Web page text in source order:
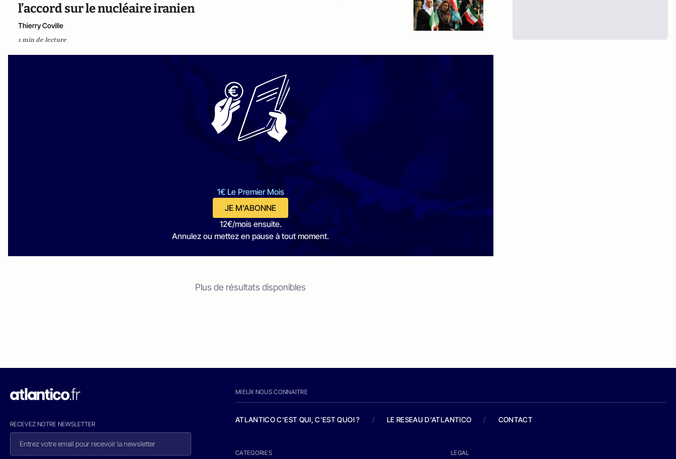
l’accord sur le nucléaire iranien
Thierry Coville
1 min de lecture
1€ Le Premier Mois
JE M'ABONNE
12€/mois ensuite.
Annulez ou mettez en pause à tout moment.
Plus de résultats disponibles
RECEVEZ NOTRE NEWSLETTER
MIEUX NOUS CONNAITRE
ATLANTICO C'EST QUI, C'EST QUOI ? / LE RESEAU D'ATLANTICO / CONTACT
CATEGORIES LEGAL